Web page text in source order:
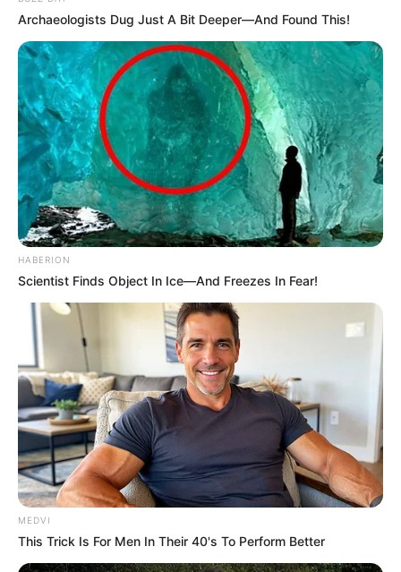
Video Of Giant Anaconda Is Going Viral All Over
The World. Watch
Haberion
COMERCIANTE RENDE ASSALTANTE APÓS
ROUBO NO PARÁ
pensandodireita.com